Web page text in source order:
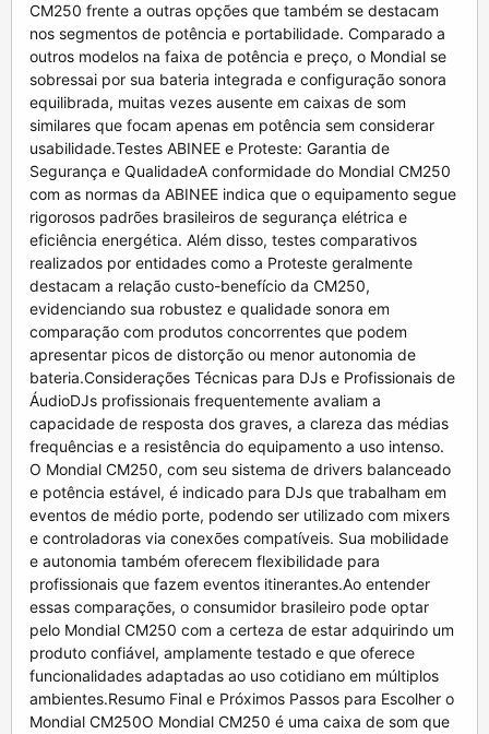
CM250 frente a outras opções que também se destacam
nos segmentos de potência e portabilidade. Comparado a
outros modelos na faixa de potência e preço, o Mondial se
sobressai por sua bateria integrada e configuração sonora
equilibrada, muitas vezes ausente em caixas de som
similares que focam apenas em potência sem considerar
usabilidade.Testes ABINEE e Proteste: Garantia de
Segurança e QualidadeA conformidade do Mondial CM250
com as normas da ABINEE indica que o equipamento segue
rigorosos padrões brasileiros de segurança elétrica e
eficiência energética. Além disso, testes comparativos
realizados por entidades como a Proteste geralmente
destacam a relação custo-benefício da CM250,
evidenciando sua robustez e qualidade sonora em
comparação com produtos concorrentes que podem
apresentar picos de distorção ou menor autonomia de
bateria.Considerações Técnicas para DJs e Profissionais de
ÁudioDJs profissionais frequentemente avaliam a
capacidade de resposta dos graves, a clareza das médias
frequências e a resistência do equipamento a uso intenso.
O Mondial CM250, com seu sistema de drivers balanceado
e potência estável, é indicado para DJs que trabalham em
eventos de médio porte, podendo ser utilizado com mixers
e controladoras via conexões compatíveis. Sua mobilidade
e autonomia também oferecem flexibilidade para
profissionais que fazem eventos itinerantes.Ao entender
essas comparações, o consumidor brasileiro pode optar
pelo Mondial CM250 com a certeza de estar adquirindo um
produto confiável, amplamente testado e que oferece
funcionalidades adaptadas ao uso cotidiano em múltiplos
ambientes.Resumo Final e Próximos Passos para Escolher o
Mondial CM250O Mondial CM250 é uma caixa de som que